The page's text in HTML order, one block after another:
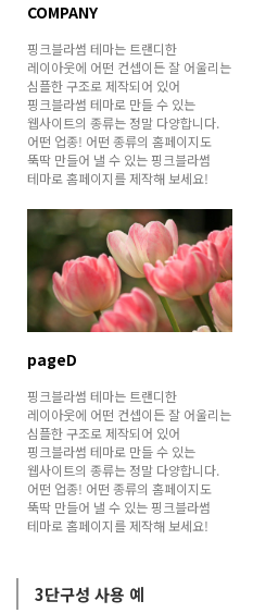
COMPANY
핑크블라썸 테마는 트랜디한
레이아웃에 어떤 컨셉이든 잘 어울리는
심플한 구조로 제작되어 있어
핑크블라썸 테마로 만들 수 있는
웹사이트의 종류는 정말 다양합니다.
어떤 업종! 어떤 종류의 홈페이지도
뚝딱 만들어 낼 수 있는 핑크블라썸
테마로 홈페이지를 제작해 보세요!
pageD
핑크블라썸 테마는 트랜디한
레이아웃에 어떤 컨셉이든 잘 어울리는
심플한 구조로 제작되어 있어
핑크블라썸 테마로 만들 수 있는
웹사이트의 종류는 정말 다양합니다.
어떤 업종! 어떤 종류의 홈페이지도
뚝딱 만들어 낼 수 있는 핑크블라썸
테마로 홈페이지를 제작해 보세요!
3단구성 사용 예